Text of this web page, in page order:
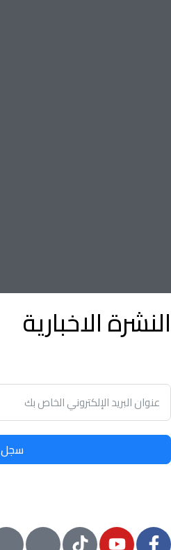
النشرة الاخبارية
سجل